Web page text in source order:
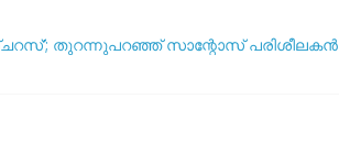
തുറന്നുപറഞ്ഞ് സാന്റോസ് പരിശീലകൻ